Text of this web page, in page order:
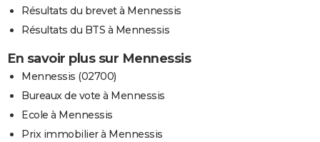
Résultats du brevet à Mennessis
Résultats du BTS à Mennessis
En savoir plus sur Mennessis
Mennessis (02700)
Bureaux de vote à Mennessis
Ecole à Mennessis
Prix immobilier à Mennessis